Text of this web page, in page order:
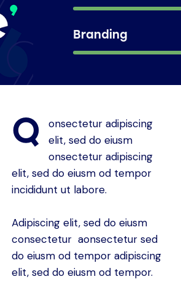
Branding
Q
onsectetur adipiscing
elit, sed do eiusm
onsectetur adipiscing
elit, sed do eiusm od tempor
incididunt ut labore.
Adipiscing elit, sed do eiusm
consectetur aonsectetur sed
do eiusm od tempor adipiscing
elit, sed do eiusm od tempor.